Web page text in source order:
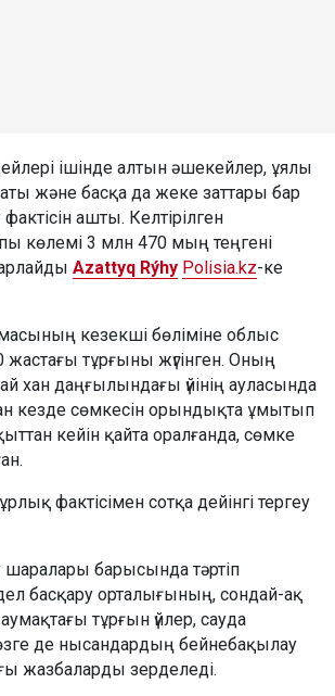
ішінде алтын әшекейлер, ұялы
және басқа да жеке заттары бар
ашты. Келтірілген
көлемі 3 млн 470 мың теңгені
Azattyq Rýhy Polisia.kz-ке
кезекші бөліміне облыс
тұрғыны жүгінген. Оның
хан даңғылындағы үйінің ауласында
кезде сөмкесін орындықта ұмытып
кейін қайта оралғанда, сөмке
фактісімен сотқа дейінгі тергеу
шаралары барысында тәртіп
басқару орталығының, сондай-ақ
тұрғын үйлер, сауда
де нысандардың бейнебақылау
жазбаларды зерделеді.